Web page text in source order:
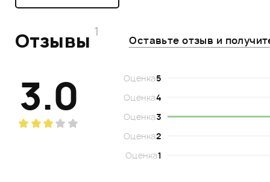
Отзывы 1
Оставьте отзыв и
3.0 Оценка5
Оценка4
Оценка3
Оценка2
Оценка1